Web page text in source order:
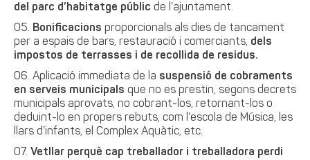
del parc d’habitatge públic de l’ajuntament.
Bonificacions proporcionals als dies de tancament
per a espais de bars, restauració i comerciants, dels
impostos de terrasses i de recollida de residus.
Aplicació immediata de la suspensió de cobraments
en serveis municipals que no es prestin, segons decrets
municipals aprovats, no cobrant-los, retornant-los o
deduint-lo en propers rebuts, com l’escola de Música, les
llars d’infants, el Complex Aquàtic, etc.
Vetllar perquè cap treballador i treballadora perdi